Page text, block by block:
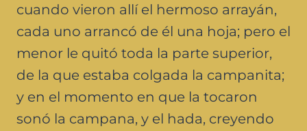
cuando vieron allí el hermoso arrayán,
cada uno arrancó de él una hoja; pero el
menor le quitó toda la parte superior,
de la que estaba colgada la campanita;
y en el momento en que la tocaron
sonó la campana, y el hada, creyendo